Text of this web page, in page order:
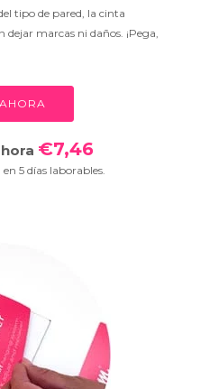
tipo de pared, la cinta
marcas ni daños. ¡Pega,
€7,46
5 días laborables.